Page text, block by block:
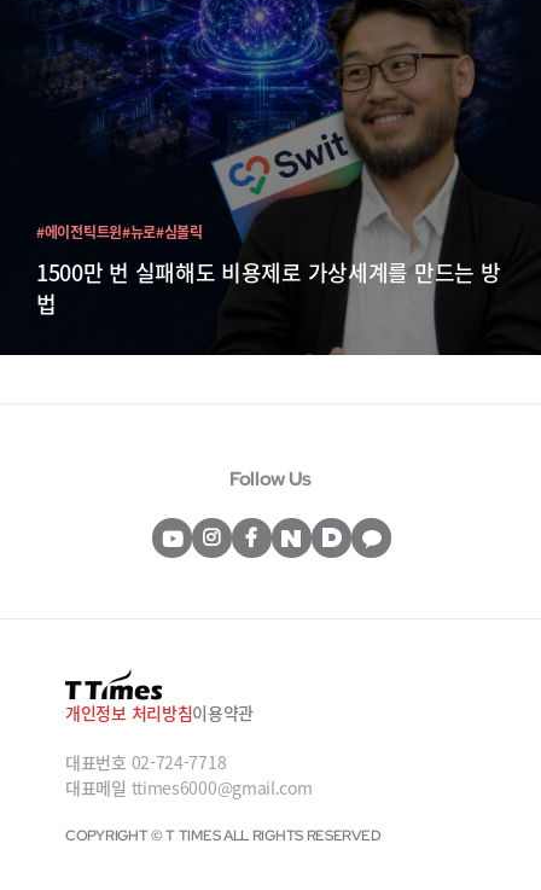
1500만 번 실패해도 비용제로 가상세계를 만드는 방
법
#에이전틱트윈#뉴로#심볼릭
Follow Us
개인정보 처리방침이용약관
대표번호 02-724-7718
대표메일 ttimes6000@gmail.com
COPYRIGHT © T TIMES ALL RIGHTS RESERVED